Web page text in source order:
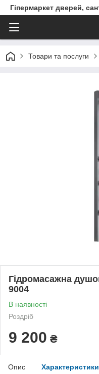
Гіпермаркет дверей,
Товари та послуги
Гідромасажна
9004
В наявності
Роздріб
9 200 ₴
Опис Характеристики